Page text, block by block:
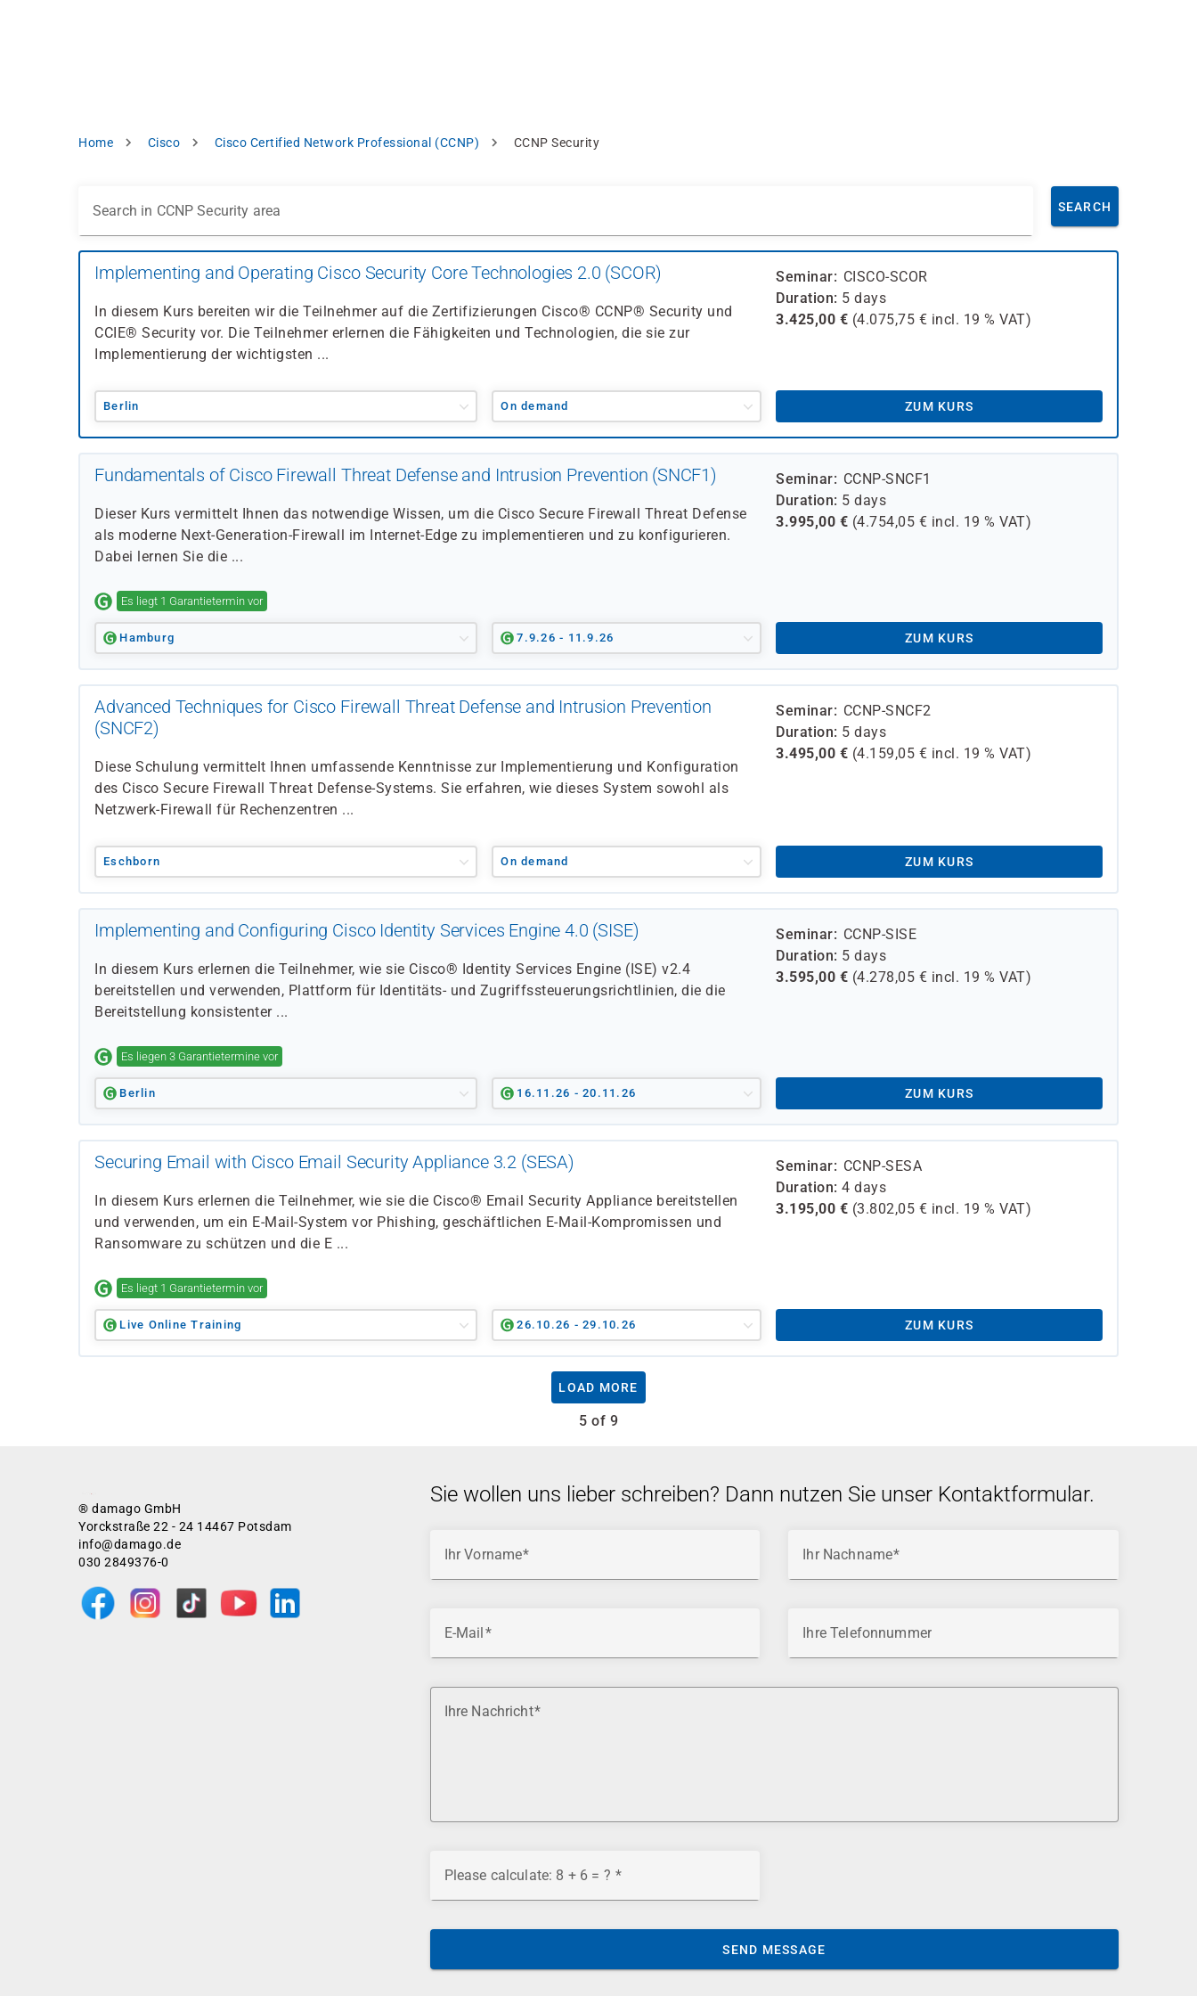
Breadcrumb
Home Cisco Cisco Certified Network Professional (CCNP) CCNP Security
Search in CCNP Security area SEARCH
Implementing and Operating Cisco Security Core Technologies 2.0 (SCOR)
In diesem Kurs bereiten wir die Teilnehmer auf die Zertifizierungen Cisco® CCNP® Security und
CCIE® Security vor. Die Teilnehmer erlernen die Fähigkeiten und Technologien, die sie zur
Implementierung der wichtigsten ...
Seminar
CISCO-SCOR
Duration 5 days
3.425,00 € (4.075,75 € incl. 19 % VAT)
Berlin On demand ZUM KURS
Fundamentals of Cisco Firewall Threat Defense and Intrusion Prevention (SNCF1)
Dieser Kurs vermittelt Ihnen das notwendige Wissen, um die Cisco Secure Firewall Threat Defense
als moderne Next-Generation-Firewall im Internet-Edge zu implementieren und zu konfigurieren.
Dabei lernen Sie die ...
Seminar
CCNP-SNCF1
Duration 5 days
3.995,00 € (4.754,05 € incl. 19 % VAT)
Es liegt 1 Garantietermin vor
Hamburg 7.9.26 - 11.9.26 ZUM KURS
Advanced Techniques for Cisco Firewall Threat Defense and Intrusion Prevention
(SNCF2)
Diese Schulung vermittelt Ihnen umfassende Kenntnisse zur Implementierung und Konfiguration
des Cisco Secure Firewall Threat Defense-Systems. Sie erfahren, wie dieses System sowohl als
Netzwerk-Firewall für Rechenzentren ...
Seminar
CCNP-SNCF2
Duration 5 days
3.495,00 € (4.159,05 € incl. 19 % VAT)
Eschborn On demand ZUM KURS
Implementing and Configuring Cisco Identity Services Engine 4.0 (SISE)
In diesem Kurs erlernen die Teilnehmer, wie sie Cisco® Identity Services Engine (ISE) v2.4
bereitstellen und verwenden, Plattform für Identitäts- und Zugriffssteuerungsrichtlinien, die die
Bereitstellung konsistenter ...
Seminar
CCNP-SISE
Duration 5 days
3.595,00 € (4.278,05 € incl. 19 % VAT)
Es liegen 3 Garantietermine vor
Berlin 16.11.26 - 20.11.26 ZUM KURS
Securing Email with Cisco Email Security Appliance 3.2 (SESA)
In diesem Kurs erlernen die Teilnehmer, wie sie die Cisco® Email Security Appliance bereitstellen
und verwenden, um ein E-Mail-System vor Phishing, geschäftlichen E-Mail-Kompromissen und
Ransomware zu schützen und die E ...
Seminar
CCNP-SESA
Duration 4 days
3.195,00 € (3.802,05 € incl. 19 % VAT)
Es liegt 1 Garantietermin vor
Live Online Training 26.10.26 - 29.10.26 ZUM KURS
LOAD MORE
5 of 9
® damago GmbH
Yorckstraße 22 - 24 14467 Potsdam
info@damago.de
030 2849376-0
Sie wollen uns lieber schreiben? Dann nutzen Sie unser Kontaktformular.
Ihr Vorname Ihr Nachname
E-Mail Ihre Telefonnummer
Ihre Nachricht
Please calculate: 8 + 6 = ?
SEND MESSAGE